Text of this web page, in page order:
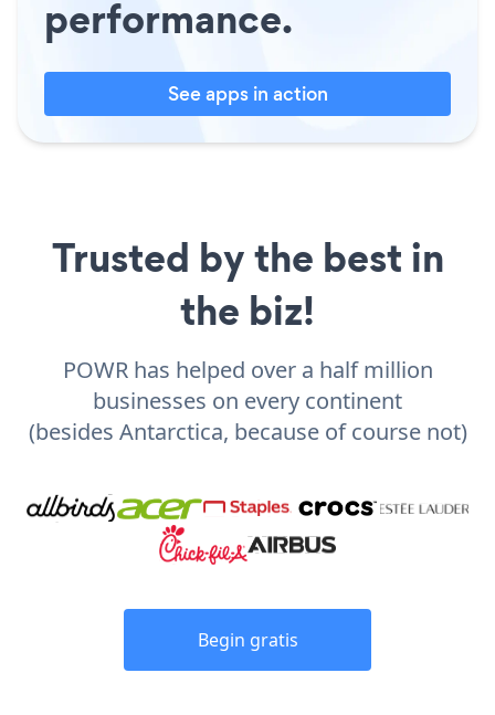
performance.
See apps in action
Trusted by the best in
the biz!
POWR has helped over a half million
businesses on every continent
(besides Antarctica, because of course not)
Begin gratis